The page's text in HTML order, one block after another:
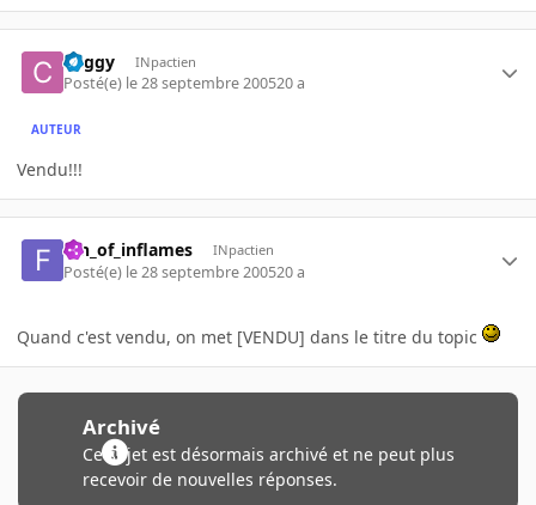
Ceggy INpactien
Posté(e) le 28 septembre 200520 a
AUTEUR
Vendu!!!
fan_of_inflames INpactien
Posté(e) le 28 septembre 200520 a
Quand c'est vendu, on met [VENDU] dans le titre du topic
Archivé
Ce sujet est désormais archivé et ne peut plus
recevoir de nouvelles réponses.